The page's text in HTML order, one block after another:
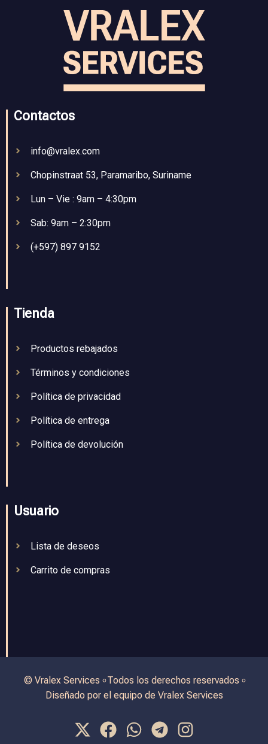
Contactos
info@vralex.com
Chopinstraat 53, Paramaribo, Suriname
Lun – Vie : 9am – 4:30pm
Sab: 9am – 2:30pm
(+597) 897 9152
Tienda
Productos rebajados
Términos y condiciones
Política de privacidad
Política de entrega
Política de devolución
Usuario
Lista de deseos
Carrito de compras
© Vralex Services ৹ Todos los derechos reservados ৹
Diseñado por el equipo de Vralex Services